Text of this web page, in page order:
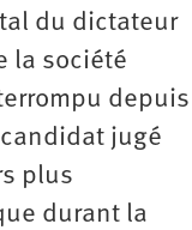
du dictateur
la société
depuis
jugé
plus
durant la